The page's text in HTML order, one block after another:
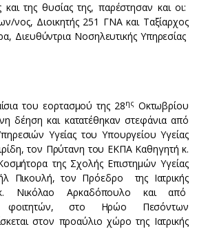
της θυσίας της, παρέστησαν και οι:
νος, Διοικητής 251 ΓΝΑ και Ταξίαρχος
Διευθύντρια Νοσηλευτικής Υπηρεσίας
του εορτασμού της 28ης Οκτωβρίου
δέηση και κατατέθηκαν στεφάνια από
Υγείας του Υπουργείου Υγείας
τον Πρύτανη του ΕΚΠΑ Καθηγητή κ.
της Σχολής Επιστημών Υγείας
Πικουλή, τον Πρόεδρο της Ιατρικής
Νικόλαο Αρκαδόπουλο και από
φοιτητών, στο Ηρώο Πεσόντων
στον προαύλιο χώρο της Ιατρικής